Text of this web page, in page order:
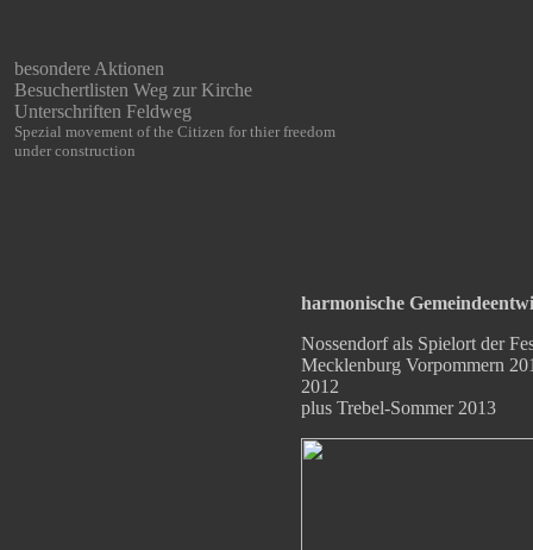
harmonische
Nossendorf als Spielort der
Mecklenburg Vorpommern
2012
plus Trebel-Sommer 2013
besondere Aktionen
Besuchertlisten Weg zur Kirche
Unterschriften Feldweg
Spezial movement of the Citizen for thier freedom
under construction